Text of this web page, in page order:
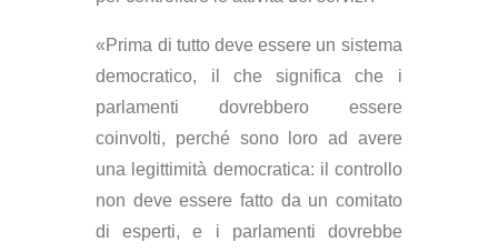
«Prima di tutto deve essere un sistema
democratico, il che significa che i
parlamenti dovrebbero essere
coinvolti, perché sono loro ad avere
una legittimità democratica: il controllo
non deve essere fatto da un comitato
di esperti, e i parlamenti dovrebbe